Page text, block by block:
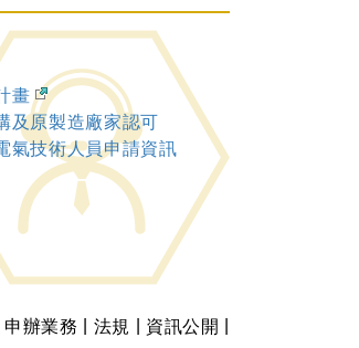
畫
及原製造廠家認可
氣技術人員申請資訊
申辦業務 法規 資訊公開